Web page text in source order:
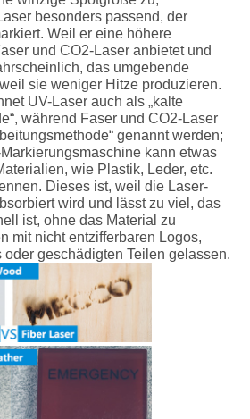
besonders passend, der
Weil er eine höhere
und CO2-Laser anbietet und
das umgebende
sie weniger Hitze produzieren.
UV-Laser auch als „kalte
während Faser und CO2-Laser
genannt werden;
kann etwas
wie Plastik, Leder, etc.
Dieses ist, weil die Laser-
wird und lässt zu viel, das
ist, ohne das Material zu
mit nicht entzifferbaren Logos,
geschädigten Teilen gelassen.